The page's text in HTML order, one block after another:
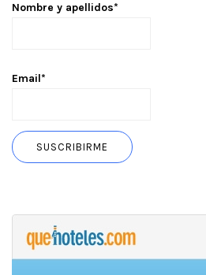
Nombre y apellidos*
Email*